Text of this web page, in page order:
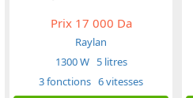
Prix17 000 Da
Raylan
1300 W 5 litres
3 fonctions 6 vitesses